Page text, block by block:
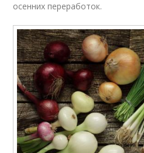
осенних переработок.